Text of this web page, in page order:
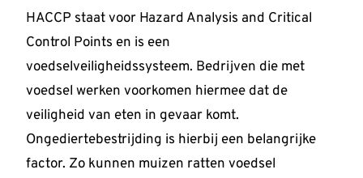
HACCP staat voor Hazard Analysis and Critical
Control Points en is een
voedselveiligheidssysteem. Bedrijven die met
voedsel werken voorkomen hiermee dat de
veiligheid van eten in gevaar komt.
Ongediertebestrijding is hierbij een belangrijke
factor. Zo kunnen muizen ratten voedsel